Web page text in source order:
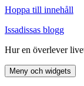
Hoppa till innehåll
Issadissas blogg
Hur en överlever
Meny och widgets